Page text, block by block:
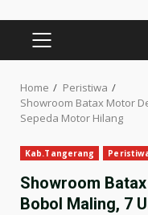
PRIMARY
MENU
Home
Peristiwa
Showroom Batax Motor
Sepeda Motor Hilang
Kab.Tangerang
Showroom
Bobol Maling, 7